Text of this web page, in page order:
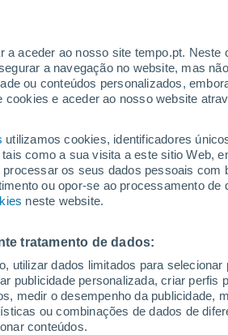
aceder ao nosso site tempo.pt. Neste
a navegação no website, mas
ou conteúdos personalizados,
e aceder ao nosso website
utilizamos cookies, identificadores
como a sua visita a este sitio Web,
os seus dados pessoais com
ou opor-se ao processamento de
neste website.
tratamento de dados:
utilizar dados limitados para selecionar
publicidade personalizada, criar perfis
medir o desempenho da publicidade,
ou combinações de dados de
conteúdos.
a 120 km/
Cabo, na África
de vento com força de furacão
danos materiais e deixando várias